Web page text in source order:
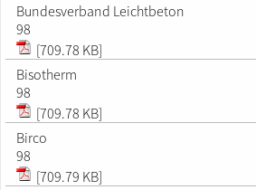
Bundesverband Leichtbeton
98
[709.78 KB]
Bisotherm
98
[709.78 KB]
Birco
98
[709.79 KB]